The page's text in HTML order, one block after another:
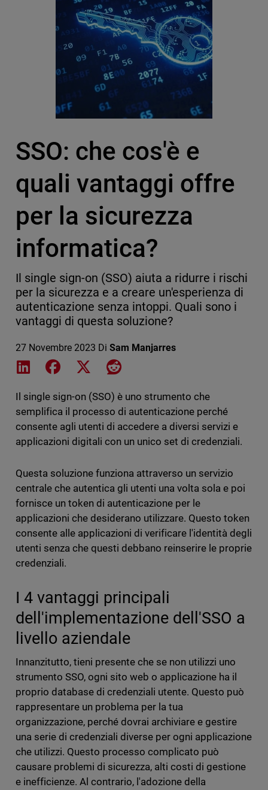
SSO: che cos'è e
quali vantaggi offre
per la sicurezza
informatica?
Il single sign-on (SSO) aiuta a ridurre i rischi
per la sicurezza e a creare un'esperienza di
autenticazione senza intoppi. Quali sono i
vantaggi di questa soluzione?
27 Novembre 2023 Di Sam Manjarres
Share on LinkedIn
Share on Facebook
Share on XShare on Reddit
Il single sign-on (SSO) è uno strumento che
semplifica il processo di autenticazione perché
consente agli utenti di accedere a diversi servizi e
applicazioni digitali con un unico set di credenziali.
Questa soluzione funziona attraverso un servizio
centrale che autentica gli utenti una volta sola e poi
fornisce un token di autenticazione per le
applicazioni che desiderano utilizzare. Questo token
consente alle applicazioni di verificare l'identità degli
utenti senza che questi debbano reinserire le proprie
credenziali.
I 4 vantaggi principali
dell'implementazione dell'SSO a
livello aziendale
Innanzitutto, tieni presente che se non utilizzi uno
strumento SSO, ogni sito web o applicazione ha il
proprio database di credenziali utente. Questo può
rappresentare un problema per la tua
organizzazione, perché dovrai archiviare e gestire
una serie di credenziali diverse per ogni applicazione
che utilizzi. Questo processo complicato può
causare problemi di sicurezza, alti costi di gestione
e inefficienze. Al contrario, l'adozione della